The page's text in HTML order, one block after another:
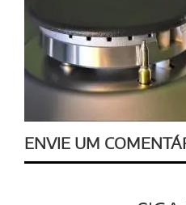
ENVIE UM